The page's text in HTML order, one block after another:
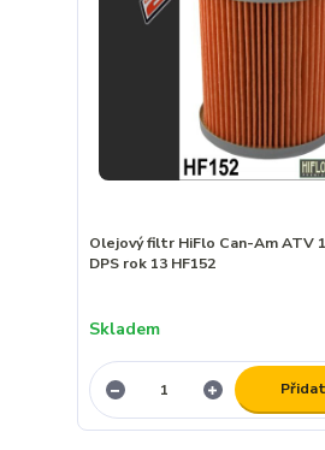
Olejový filtr HiFlo Can-Am ATV
DPS rok 13 HF152
Skladem